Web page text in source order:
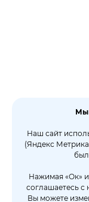
Мы
Наш сайт
(Яндекс
Нажимая «Ок»
соглашаетесь с
Вы можете